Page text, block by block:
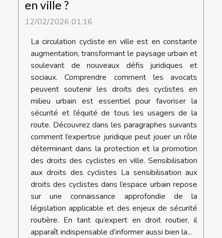
en ville ?
12/02/2026 01:16
La circulation cycliste en ville est en constante
augmentation, transformant le paysage urbain et
soulevant de nouveaux défis juridiques et
sociaux. Comprendre comment les avocats
peuvent soutenir les droits des cyclistes en
milieu urbain est essentiel pour favoriser la
sécurité et l’équité de tous les usagers de la
route. Découvrez dans les paragraphes suivants
comment l’expertise juridique peut jouer un rôle
déterminant dans la protection et la promotion
des droits des cyclistes en ville. Sensibilisation
aux droits des cyclistes La sensibilisation aux
droits des cyclistes dans l’espace urbain repose
sur une connaissance approfondie de la
législation applicable et des enjeux de sécurité
routière. En tant qu’expert en droit routier, il
apparaît indispensable d’informer aussi bien la...